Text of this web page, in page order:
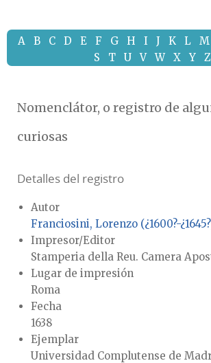
A B C D E F G H I J K L M
S
T U V W X Y Z
Nomenclátor, o registro de
curiosas
Detalles del registro
Autor
Franciosini, Lorenzo (¿1600?-
Impresor/Editor
Stamperia della Reu. Camera
Lugar de impresión
Roma
Fecha
1638
Ejemplar
Universidad Complutense de